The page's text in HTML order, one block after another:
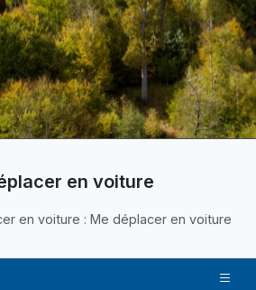
en voiture
en voiture : Me déplacer en voiture